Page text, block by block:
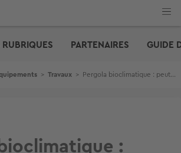
PARTENAIRES GUIDE
> Travaux > Pergola bioclimatique : peut-on vraiment l’installer soi-même sans faire d’erreur ?
: